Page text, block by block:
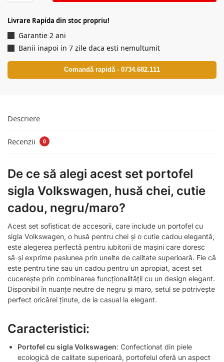
Livrare Rapida din stoc propriu!
Garantie 2 ani
Banii inapoi in 7 zile daca esti nemultumit
Comandă rapidă - 0734.682.111
Descriere
Recenzii 0
De ce să alegi acest set portofel
sigla Volkswagen, husă chei, cutie
cadou, negru/maro?
Acest set sofisticat de accesorii, care include un portofel cu
sigla Volkswagen, o husă pentru chei și o cutie cadou elegantă,
este alegerea perfectă pentru iubitorii de mașini care doresc
să-și exprime pasiunea prin unelte de calitate superioară. Fie că
este pentru tine sau un cadou pentru un apropiat, acest set
cucerește prin combinarea funcționalității cu un design elegant.
Disponibil în nuanțe neutre de negru și maro, setul se potrivește
perfect oricărei ținute, de la casual la elegant.
Caracteristici:
Portofel cu sigla Volkswagen: Confectionat din piele
ecologică de calitate superioară, portofelul oferă un aspect